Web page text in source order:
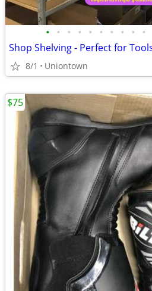
• • • • • • • • • •
Shop Shelving - Perfect for
8/1 Uniontown
$75